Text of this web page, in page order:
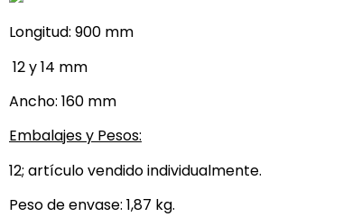
Longitud: 900 mm
12 y 14 mm
Ancho: 160 mm
Embalajes y Pesos:
12; artículo vendido individualmente.
Peso de envase: 1,87 kg.